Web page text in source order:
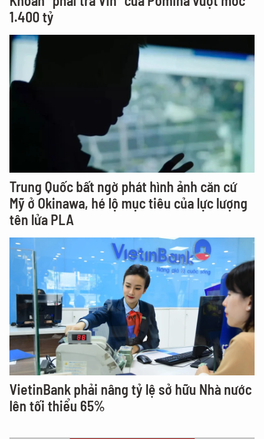
1.400 tỷ
Trung Quốc bất ngờ phát hình ảnh căn cứ
Mỹ ở Okinawa, hé lộ mục tiêu của lực lượng
tên lửa PLA
VietinBank phải nâng tỷ lệ sở hữu Nhà nước
lên tối thiểu 65%